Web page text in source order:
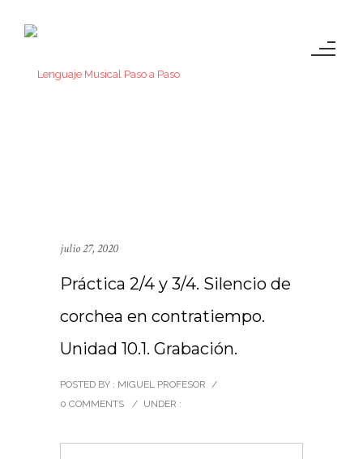
julio 27, 2020
Práctica 2/4 y 3/4. Silencio de
corchea en contratiempo.
Unidad 10.1. Grabación.
POSTED BY : MIGUEL PROFESOR /
0 COMMENTS
/ UNDER :